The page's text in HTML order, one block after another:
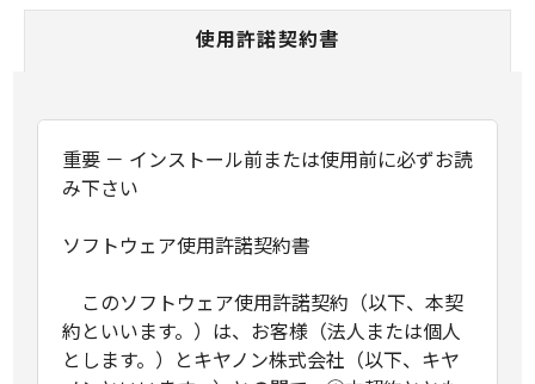
使用許諾契約書
重要 － インストール前または使用前に必ずお読
み下さい
ソフトウェア使用許諾契約書
このソフトウェア使用許諾契約（以下、本契
約といいます。）は、お客様（法人または個人
とします。）とキヤノン株式会社（以下、キヤ